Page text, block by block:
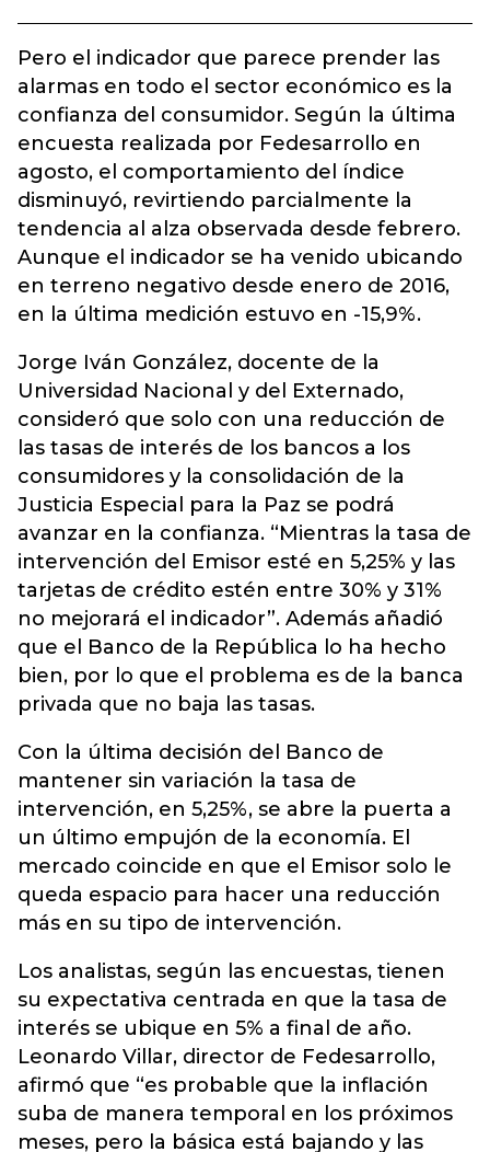
Pero el indicador que parece prender las
alarmas en todo el sector económico es la
confianza del consumidor. Según la última
encuesta realizada por Fedesarrollo en
agosto, el comportamiento del índice
disminuyó, revirtiendo parcialmente la
tendencia al alza observada desde febrero.
Aunque el indicador se ha venido ubicando
en terreno negativo desde enero de 2016,
en la última medición estuvo en -15,9%.
Jorge Iván González, docente de la
Universidad Nacional y del Externado,
consideró que solo con una reducción de
las tasas de interés de los bancos a los
consumidores y la consolidación de la
Justicia Especial para la Paz se podrá
avanzar en la confianza. “Mientras la tasa de
intervención del Emisor esté en 5,25% y las
tarjetas de crédito estén entre 30% y 31%
no mejorará el indicador”. Además añadió
que el Banco de la República lo ha hecho
bien, por lo que el problema es de la banca
privada que no baja las tasas.
Con la última decisión del Banco de
mantener sin variación la tasa de
intervención, en 5,25%, se abre la puerta a
un último empujón de la economía. El
mercado coincide en que el Emisor solo le
queda espacio para hacer una reducción
más en su tipo de intervención.
Los analistas, según las encuestas, tienen
su expectativa centrada en que la tasa de
interés se ubique en 5% a final de año.
Leonardo Villar, director de Fedesarrollo,
afirmó que “es probable que la inflación
suba de manera temporal en los próximos
meses, pero la básica está bajando y las